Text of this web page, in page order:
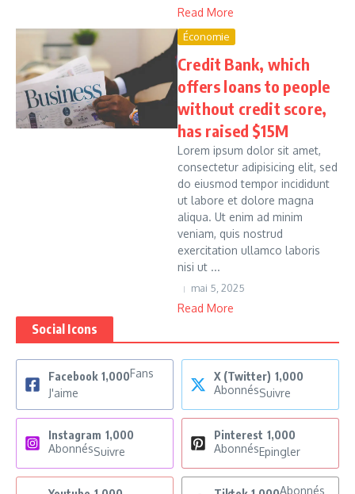
Read More
Économie
Credit Bank, which
offers loans to people
without credit score,
has raised $15M
Lorem ipsum dolor sit amet,
consectetur adipisicing elit, sed
do eiusmod tempor incididunt
ut labore et dolore magna
aliqua. Ut enim ad minim
veniam, quis nostrud
exercitation ullamco laboris
nisi ut ...
mai 5, 2025
Read More
Social Icons
Facebook 1,000Fans
J'aime
X (Twitter) 1,000
AbonnésSuivre
Instagram 1,000
AbonnésSuivre
Pinterest 1,000
AbonnésEpingler
Abonnés